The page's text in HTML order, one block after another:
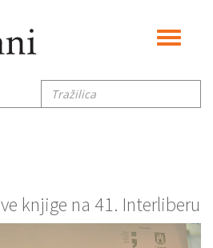
Toggle
Tražilica
knjige na 41. Interliberu